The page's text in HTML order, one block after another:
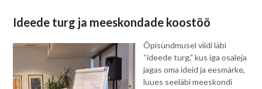
Ideede turg ja meeskondade koostöö
Õpisündmusel viidi läbi
“ideede turg,” kus iga osaleja
jagas oma ideid ja eesmärke,
luues seeläbi meeskondi